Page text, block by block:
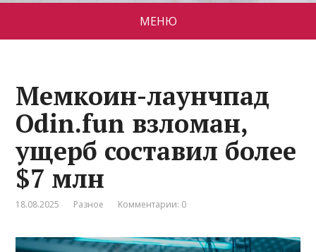
МЕНЮ
Мемкоин-лаунчпад
Odin.fun взломан,
ущерб составил более
$7 млн
18.08.2025 Разное Комментарии: 0